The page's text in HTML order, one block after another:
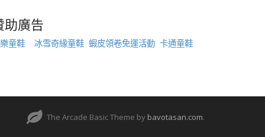
助廣告
童鞋 冰雪奇緣童鞋 蝦皮領卷免運活動 卡通童鞋
The Arcade Basic Theme by bavotasan.com.